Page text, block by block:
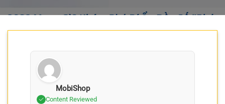
MobiShop
Content Reviewed